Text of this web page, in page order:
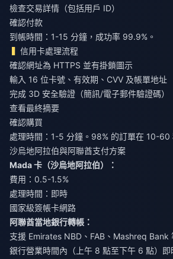
檢查交易詳情（包括用戶 ID）
確認付款
到帳時間：1-15 分鐘，成功率 99.9%。
信用卡處理流程
確認網址為 HTTPS 並有掛鎖圖示
輸入 16 位卡號、有效期、CVV 及帳單地址
完成 3D 安全驗證（簡訊/電子郵件驗證碼）
查看最終摘要
確認購買
處理時間：1-5 分鐘。98% 的訂單在 10-60
沙烏地阿拉伯與阿聯酋支付方案
Mada 卡（沙烏地阿拉伯）：
費用：0.5-1.5%
處理時間：即時
國家級簽帳卡網路
阿聯酋當地銀行轉帳：
支援 Emirates NBD、FAB、Mashreq Bank
銀行營業時間內（上午 8 點至下午 6 點）即